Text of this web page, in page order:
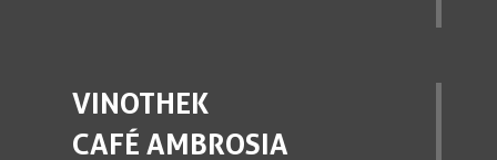
VINOTHEK
CAFÉ AMBROSIA